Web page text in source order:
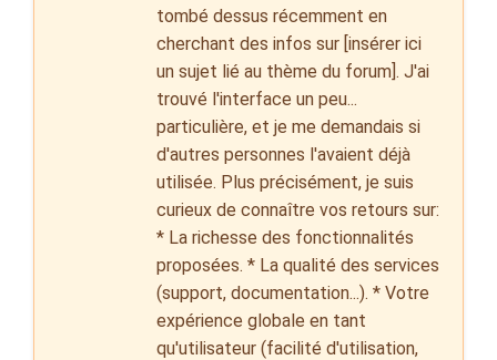
tombé dessus récemment en
cherchant des infos sur [insérer ici
un sujet lié au thème du forum]. J'ai
trouvé l'interface un peu...
particulière, et je me demandais si
d'autres personnes l'avaient déjà
utilisée. Plus précisément, je suis
curieux de connaître vos retours sur:
* La richesse des fonctionnalités
proposées. * La qualité des services
(support, documentation...). * Votre
expérience globale en tant
qu'utilisateur (facilité d'utilisation,